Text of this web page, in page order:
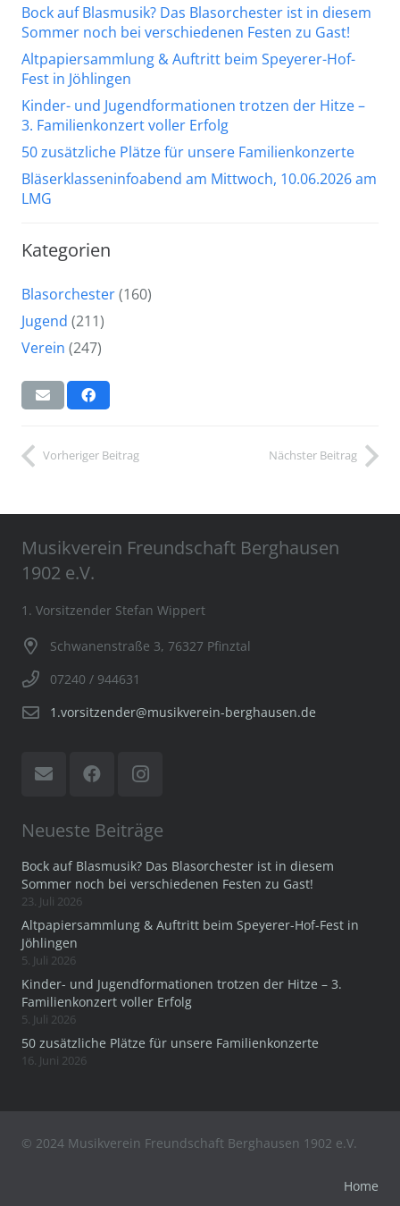
Bock auf Blasmusik? Das Blasorchester ist in diesem
Sommer noch bei verschiedenen Festen zu Gast!
Altpapiersammlung & Auftritt beim Speyerer-Hof-
Fest in Jöhlingen
Kinder- und Jugendformationen trotzen der Hitze –
3. Familienkonzert voller Erfolg
50 zusätzliche Plätze für unsere Familienkonzerte
Bläserklasseninfoabend am Mittwoch, 10.06.2026 am
LMG
Kategorien
Blasorchester(160)
Jugend (211)
Verein (247)
Vorheriger Beitrag Nächster Beitrag
Musikverein Freundschaft Berghausen
1902 e.V.
1. Vorsitzender Stefan Wippert
Schwanenstraße 3, 76327 Pfinztal
07240 / 944631
1.vorsitzender@musikverein-berghausen.de
Neueste Beiträge
Bock auf Blasmusik? Das Blasorchester ist in diesem
Sommer noch bei verschiedenen Festen zu Gast!
23. Juli 2026
Altpapiersammlung & Auftritt beim Speyerer-Hof-Fest in
Jöhlingen
5. Juli 2026
Kinder- und Jugendformationen trotzen der Hitze – 3.
Familienkonzert voller Erfolg
5. Juli 2026
50 zusätzliche Plätze für unsere Familienkonzerte
16. Juni 2026
© 2024 Musikverein Freundschaft Berghausen 1902 e.V.
Home